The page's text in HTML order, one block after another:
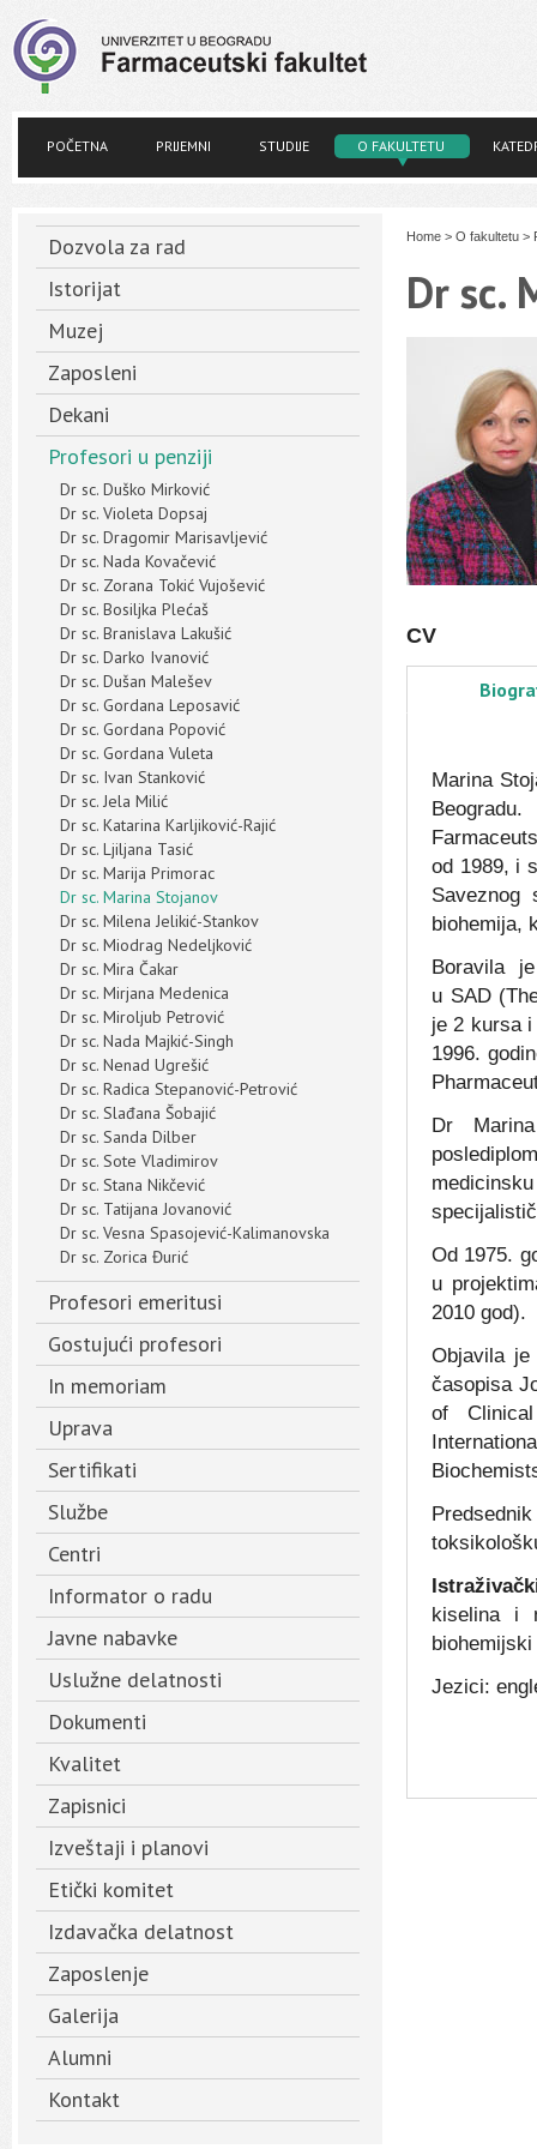
POČETNA PRIJEMNI STUDIJE O FAKULTETU
Dozvola za rad
Istorijat
Muzej
Zaposleni
Dekani
Profesori u penziji
Dr sc. Duško Mirković
Dr sc. Violeta Dopsaj
Dr sc. Dragomir Marisavlјević
Dr sc. Nada Kovačević
Dr sc. Zorana Tokić Vujošević
Dr sc. Bosiljka Plećaš
Dr sc. Branislava Lakušić
Dr sc. Darko Ivanović
Dr sc. Dušan Malešev
Dr sc. Gordana Leposavić
Dr sc. Gordana Popović
Dr sc. Gordana Vuleta
Dr sc. Ivan Stanković
Dr sc. Jela Milić
Dr sc. Katarina Karljiković-Rajić
Dr sc. Ljiljana Tasić
Dr sc. Marija Primorac
Dr sc. Marina Stojanov
Dr sc. Milena Jelikić-Stankov
Dr sc. Miodrag Nedeljković
Dr sc. Mira Čakar
Dr sc. Mirjana Medenica
Dr sc. Miroljub Petrović
Dr sc. Nada Majkić-Singh
Dr sc. Nenad Ugrešić
Dr sc. Radica Stepanović-Petrović
Dr sc. Slađana Šobajić
Dr sc. Sanda Dilber
Dr sc. Sote Vladimirov
Dr sc. Stana Nikčević
Dr sc. Tatijana Jovanović
Dr sc. Vesna Spasojević-Kalimanovska
Dr sc. Zorica Đurić
Profesori emeritusi
Gostujući profesori
In memoriam
Uprava
Sertifikati
Službe
Centri
Informator o radu
Javne nabavke
Uslužne delatnosti
Dokumenti
Kvalitet
Zapisnici
Izveštaji i planovi
Etički komitet
Izdavačka delatnost
Zaposlenje
Galerija
Alumni
Kontakt
Home > O fakultetu >
Dr sc.
CV
Marina
od 1989, i
Saveznog
biohemija,
Boravila
u SAD
je 2 kursa i
1996.
Dr
Od 1975.
u
2010 god).
Objavila je
časopisa
of
kiselina i
Jezici: